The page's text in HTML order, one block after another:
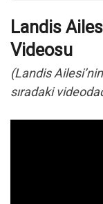
Landis
Videosu
(Landis
sıradaki